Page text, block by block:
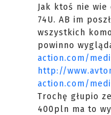
Jak ktoś nie
74U. AB im
wszystkich
powinno
action.com/
http://
action.com/
Trochę głupio
400pln ma to